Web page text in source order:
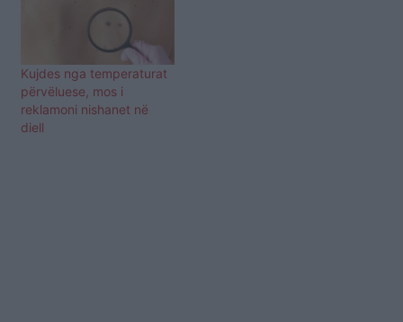
Përgjithësisht personat
tendencë të kenë më
shumë nishane,
mesatarisht nga 10 – 40.
Mirëpo nishanet mund të
bëhen të…
Kujdes nga temperaturat
përvëluese, mos i
reklamoni nishanet në
diell